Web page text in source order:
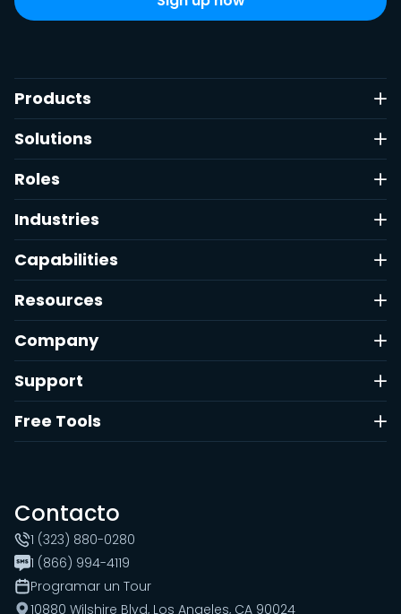
Products
Solutions
Roles
Industries
Capabilities
Resources
Company
Support
Free Tools
Contacto
1 (323) 880-0280
1 (866) 994-4119
Programar un Tour
10880 Wilshire Blvd, Los Angeles, CA 90024